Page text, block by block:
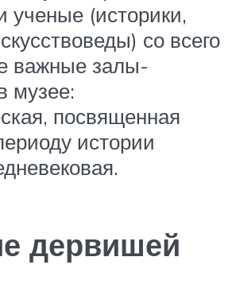
ученые (историки,
со всего
важные залы-
музее:
посвященная
истории
дервишей